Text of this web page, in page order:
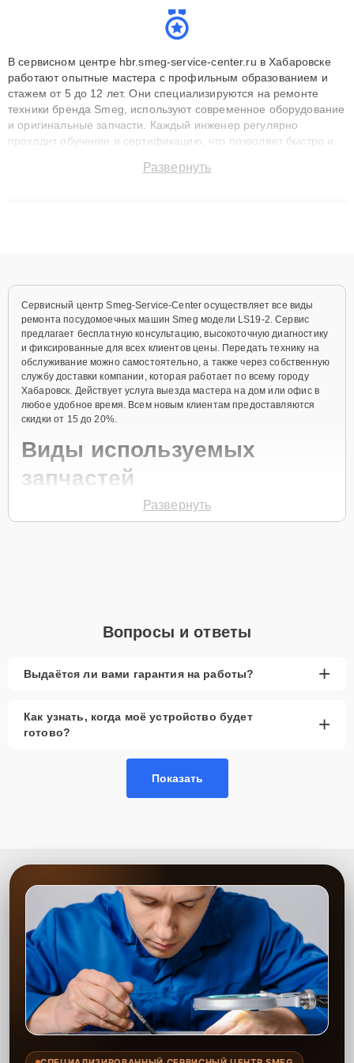
В сервисном центре hbr.smeg-service-center.ru в Хабаровске
работают опытные мастера с профильным образованием и
стажем от 5 до 12 лет. Они специализируются на ремонте
техники бренда Smeg, используют современное оборудование
и оригинальные запчасти. Каждый инженер регулярно
проходит обучение и сертификацию, что позволяет быстро и
сохранением гарантии до 3 лет. Наши мастера решают
Развернуть
Сервисный центр Smeg-Service-Center осуществляет все виды
ремонта посудомоечных машин Smeg модели LS19-2. Сервис
предлагает бесплатную консультацию, высокоточную диагностику
и фиксированные для всех клиентов цены. Передать технику на
обслуживание можно самостоятельно, а также через собственную
службу доставки компании, которая работает по всему городу
Хабаровск. Действует услуга выезда мастера на дом или офис в
любое удобное время. Всем новым клиентам предоставляются
скидки от 15 до 20%.
Виды используемых
запчастей
Для ремонта посудомоечной машины модели LS19-2
активное использование устройства дольше
запчастей.
рассмотреть вариант с использованием
качественного аналога брендовой детали.
высококачественные запчасти, будь это 100% оригинал, или
надежные аналоги проверенных и зарекомендовавших себя
Позвонить по телефону горячей линии или
запросить обратный звонок через Форму заявки
для быстрого уточнения деталей.
Привезти устройство в ближайший центр или
передать аппарат курьеру службы доставки,
дождаться результатов диагностики и принять
решение.
Дождаться оповещения о готовности и забрать
устройство самостоятельно или воспользоваться
курьерской доставкой.
Развернуть
Вопросы и ответы
Выдаётся ли вами гарантия на работы? +
Как узнать, когда моё устройство будет
готово?
+
Показать